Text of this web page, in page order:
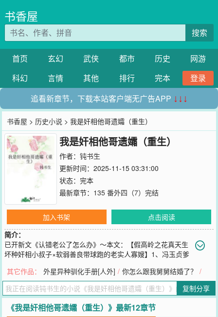
书香屋
搜索
首页 玄幻 武侠 都市 历史
网游
科幻
言情 其他 排行 完本
登录
追看新章节，下载本站客户端无广告APP ↓↓↓
书香屋 > 历史小说 > 我是奸相他哥遗孀（重生）
我是奸相他哥遗孀（重生）
作者： 钝书生
更新时间：2025-11-15 03:31:00
状态：完本
最新章节： 135 番外四（7）完结
加入书架
点击阅读
简介：
已开新文《认错老公了怎么办》～本文：【假高岭之花真天生
坏种奸相小叔子×软弱善良带球跑的老实人寡嫂】1、冯玉贞爹
小叔子问她愿不愿意跟他住的时候，也因为怯懦拒绝了。在崔氏老宅
寄人篱下，被任劳任怨使唤七八年，却被他们污蔑不守妇道，捆住手
脚沉了塘。死后才得知原来他们都活在话本里，而话本里的主角正是
她的小叔子，崔净空。崔净空外表光风霁月，实则多智近妖，本性暴
虐恣睢，是个彻头彻尾的伪君子。没人会预料到，自第二次科举下场
其它作品： 外星异种驯化手册[人外] / 你怎么跟我舅舅结婚了？
/
复制分享
《我是奸相他哥遗孀（重生）》最新12章节